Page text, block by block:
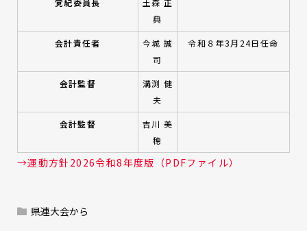
典
会計責任者
今城 誠
司
令和８年3月24日任命
会計監督
溝渕 健
夫
会計監督
吉川 美
穂
→運動方針2026令和8年度版（PDFファイル）
県連大会から